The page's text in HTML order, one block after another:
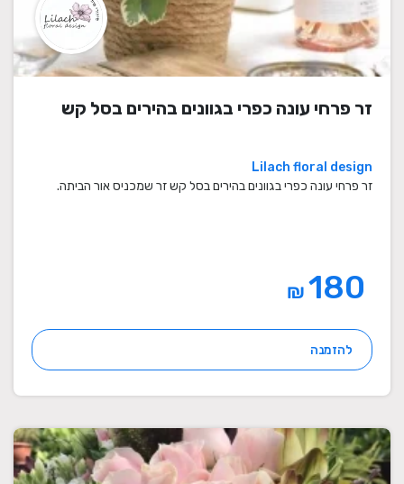
זר פרחי עונה כפרי בגוונים בהירים בסל קש
Lilach floral design
זר פרחי עונה כפרי בגוונים בהירים בסל קש זר שמכניס אור הביתה.
₪
להזמנה